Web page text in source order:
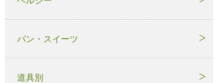
パン・スイーツ
道具別